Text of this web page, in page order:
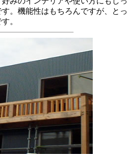
。機能性はもちろんですが、とっ
。